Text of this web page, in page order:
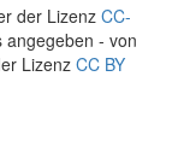
der Lizenz CC-
angegeben - von
Lizenz CC BY